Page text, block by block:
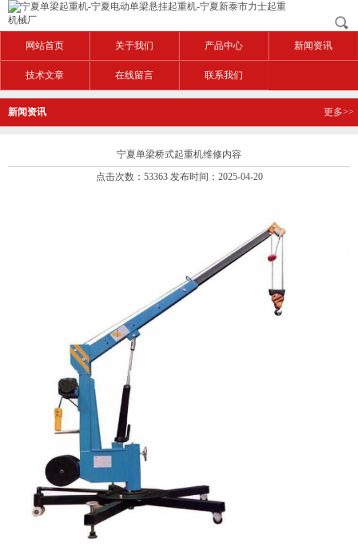
网站首页 关于我们 产品中心 新闻资讯
技术文章 在线留言 联系我们
新闻资讯 更多>>
宁夏单梁桥式起重机维修内容
点击次数：53363 发布时间：2025-04-20